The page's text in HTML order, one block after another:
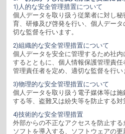
1)人的な安全管理措置について
個人データを取り扱う従業者に対し
育、研修及び啓発を行い、個人デー
切な監督を行います。
2)組織的な安全管理措置について
個人データを安全に管理するため社
するとともに、個人情報保護管理責
管理責任者を定め、適切な監督を行い
3)物理的な安全管理措置について
個人データを取り扱う電子媒体等は
する等、盗難又は紛失等を防止する対
4)技術的な安全管理措置
外部からの不正なアクセスを防止す
ソフトを導入する、ソフトウェアの